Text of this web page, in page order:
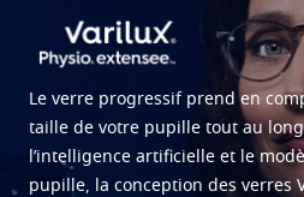
En savoir plus
Nos verres
Corriger
Eyezen Verres unifocaux
Services
Testez votre vue
La vue
Le verre progressif prend en
taille de votre pupille tout au
l’intelligence artificielle et le
pupille, la conception des verres